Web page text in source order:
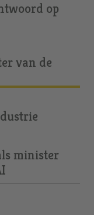
op
van de
minister